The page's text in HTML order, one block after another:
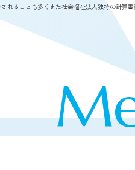
ることも多くまた社会福祉法人独特の計